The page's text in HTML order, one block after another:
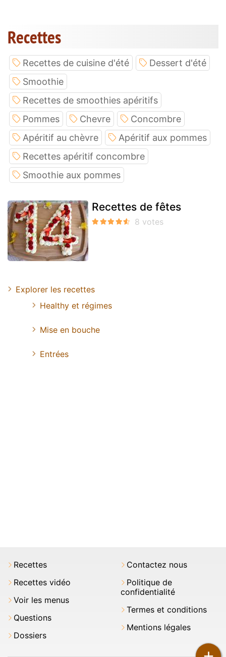
Recettes
Recettes de cuisine d'été
Dessert d'été
Smoothie
Recettes de smoothies apéritifs
Pommes
Chevre
Concombre
Apéritif au chèvre
Apéritif aux pommes
Recettes apéritif concombre
Smoothie aux pommes
Recettes de fêtes
Explorer les recettes
Healthy et régimes
Mise en bouche
Entrées
Recettes
Recettes vidéo
Voir les menus
Questions
Dossiers
Contactez nous
Politique de
confidentialité
Termes et conditions
Mentions légales